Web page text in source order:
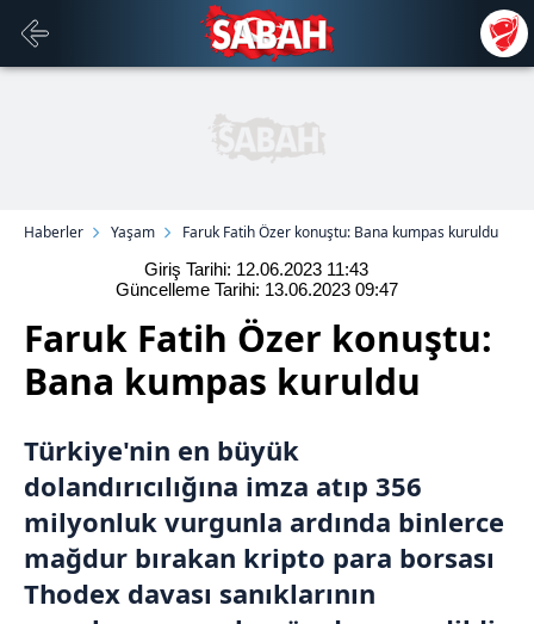
Haberler Yaşam
Faruk Fatih Özer konuştu: Bana kumpas kuruldu
Giriş Tarihi: 12.06.2023 11:43
Güncelleme Tarihi: 13.06.2023 09:47
Faruk Fatih Özer konuştu:
Bana kumpas kuruldu
Türkiye'nin en büyük
dolandırıcılığına imza atıp 356
milyonluk vurgunla ardında binlerce
mağdur bırakan kripto para borsası
Thodex davası sanıklarının